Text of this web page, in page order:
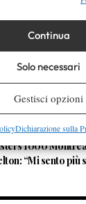
Continua
Solo necessari
Gestisci opzioni
Dichiarazione sulla
of Fame 2026
Panichi:
1000
“Mi sento più